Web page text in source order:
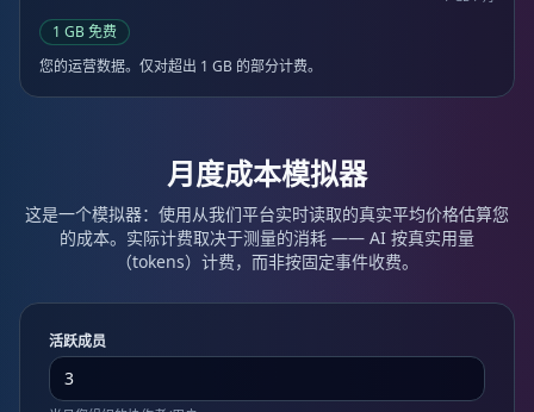
1 GB 免费
您的运营数据。仅对超出 1 GB 的部分计费。
月度成本模拟器
这是一个模拟器：使用从我们平台实时读取的真实平均价格估算您
的成本。实际计费取决于测量的消耗 —— AI 按真实用量
（tokens）计费，而非按固定事件收费。
活跃成员